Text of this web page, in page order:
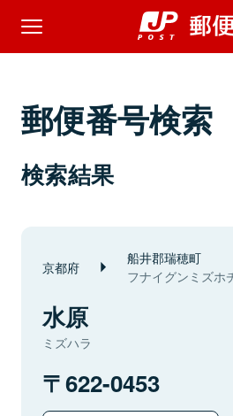
郵便番号検索
検索結果
京都府 船井郡瑞穂町
フナイグンミズホ
水原
ミズハラ
622-0453